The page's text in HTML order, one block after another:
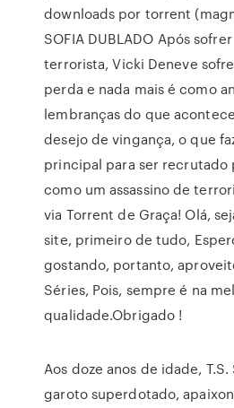
downloads por torrent
SOFIA DUBLADO Após
terrorista, Vicki Deneve
perda e nada mais é como
lembranças do que
desejo de vingança, o que
principal para ser recrutado
como um assassino de
via Torrent de Graça! Olá,
site, primeiro de tudo,
gostando, portanto,
Séries, Pois, sempre é na
qualidade.Obrigado !
Aos doze anos de idade,
garoto superdotado,